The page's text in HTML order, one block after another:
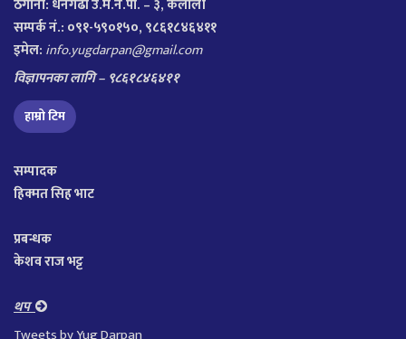
ठेगाना: धनगढी उ.म.न.पा. – ३, कैलाली
सम्पर्क नं.: ०९१-५९०१५०, ९८६१८४६४११
इमेल: info.yugdarpan@gmail.com
विज्ञापनका लागि – ९८६१८४६४११
हाम्रो टिम
सम्पादक
हिक्मत सिह भाट
प्रबन्धक
केशव राज भट्ट
थप